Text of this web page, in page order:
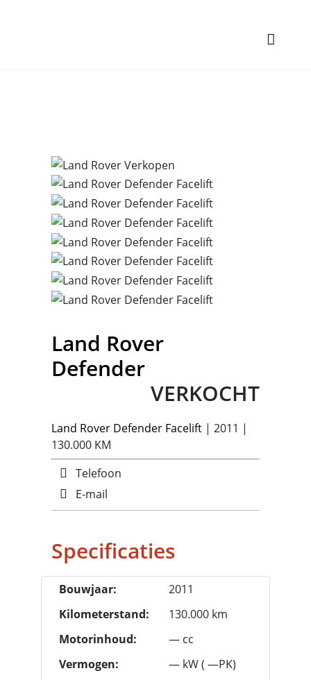
Land Rover
Defender
VERKOCHT
Land Rover Defender Facelift | 2011 |
130.000 KM
Telefoon
E-mail
Specificaties
Bouwjaar:
2011
Kilometerstand:
130.000 km
Motorinhoud:
— cc
Vermogen:
— kW ( —PK)